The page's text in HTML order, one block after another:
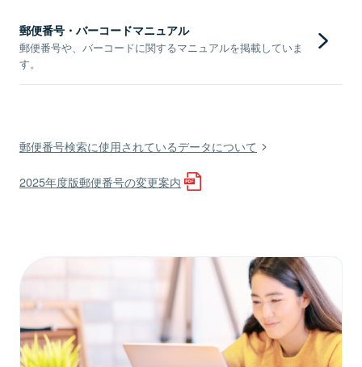
郵便番号・バーコードマニュアル
郵便番号や、バーコードに関するマニュアルを掲載していま
す。
郵便番号検索に使用されているデータについて
2025年度版郵便番号の変更案内